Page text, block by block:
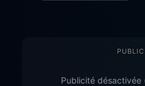
Publicité désactivée